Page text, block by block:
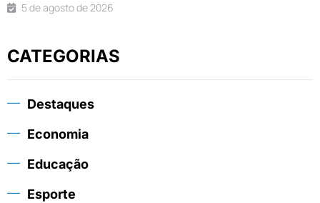
5 de agosto de 2026
CATEGORIAS
Destaques
Economia
Educação
Esporte